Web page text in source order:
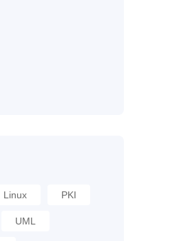
Linux PKI
UML